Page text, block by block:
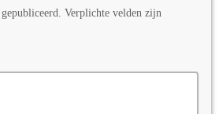
Verplichte velden zijn